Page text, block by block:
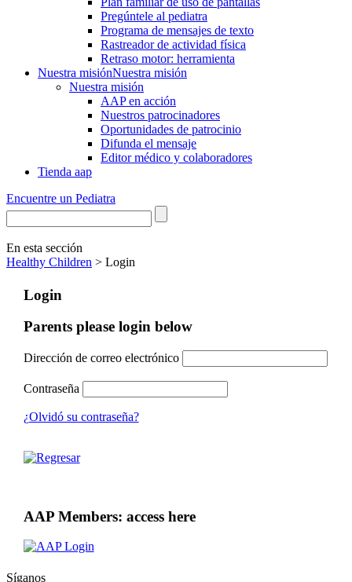
Pregúntele al pediatra
Programa de mensajes de texto
Rastre​​ador de activida​d física
Retraso motor: herramienta
Nuestra misiónNuestra misión
Nuestra misión
AAP en acción
Nuestros patrocinadores
Oportunidades de patrocinio
Difunda el mensaje
Editor médico y colaboradores
Tienda aap
Encuentre un Pediatra
En esta sección
Healthy Children > Login
Login
Parents please login below
Dirección de correo electrónico
Contraseña
¿Olvidó su contraseña?
AAP Members: access here
Síganos